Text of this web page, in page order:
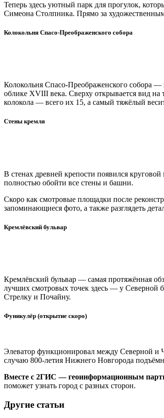
Теперь здесь уютный парк для прогулок,
Симеона Столпника. Прямо за
Колокольня Спасо-Преображенского собора
Колокольня Спасо-Преображенского собора —
облике XVIII века. Сверху открывается вид
колокола — всего их 15, а самый тяжёлый
Стены кремля
В стенах древней крепости появился
полностью обойти все стены и башни.
Скоро как смотровые площадки после
запоминающиеся фото, а также разглядеть
Кремлёвский бульвар
Кремлёвский бульвар — самая протяжённая
лучших смотровых точек здесь — у Северной
Стрелку и Почайну.
Фуникулёр (открытие скоро)
Элеватор функционировал между Северной и
случаю 800-летия Нижнего Новгорода
Вместе с 2ГИС — геоинформационным
поможет узнать город с разных сторон.
Другие статьи